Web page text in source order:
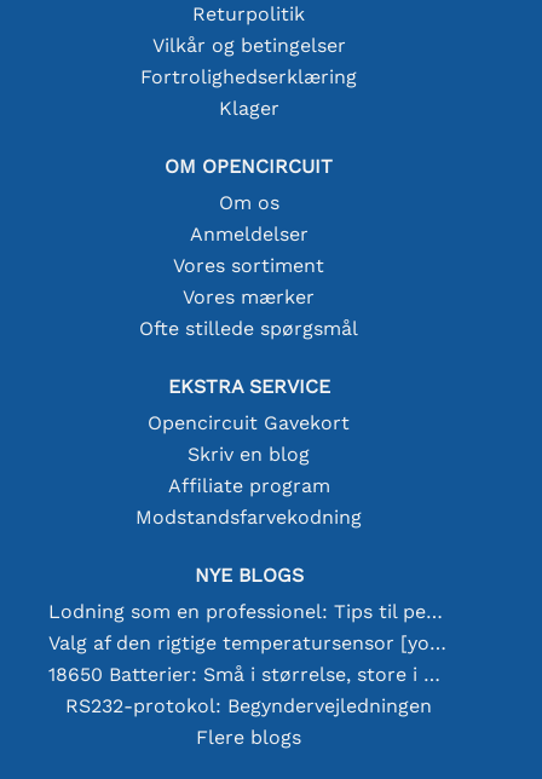
Returpolitik
Vilkår og betingelser
Fortrolighedserklæring
Klager
OM OPENCIRCUIT
Om os
Anmeldelser
Vores sortiment
Vores mærker
Ofte stillede spørgsmål
EKSTRA SERVICE
Opencircuit Gavekort
Skriv en blog
Affiliate program
Modstandsfarvekodning
NYE BLOGS
Lodning som en professionel: Tips til perfekte elektroniske forbindelser
Valg af den rigtige temperatursensor [youtube]
18650 Batterier: Små i størrelse, store i ydeevne
RS232-protokol: Begyndervejledningen
Flere blogs